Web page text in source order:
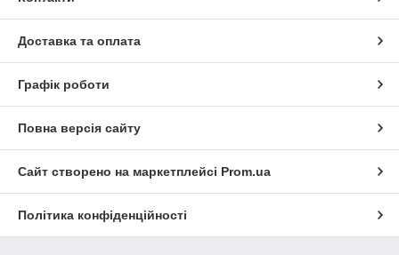
Доставка та оплата
Графік роботи
Повна версія сайту
Сайт створено на маркетплейсі Prom.ua
Політика конфіденційності